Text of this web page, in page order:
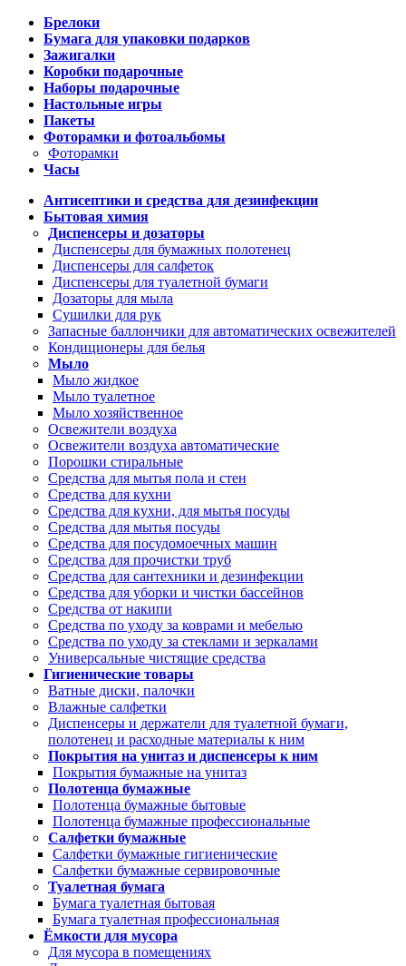
Брелоки
Бумага для упаковки подарков
Зажигалки
Коробки подарочные
Наборы подарочные
Настольные игры
Пакеты
Фоторамки и фотоальбомы
Фоторамки
Часы
Антисептики и средства для дезинфекции
Бытовая химия
Диспенсеры и дозаторы
Диспенсеры для бумажных полотенец
Диспенсеры для салфеток
Диспенсеры для туалетной бумаги
Дозаторы для мыла
Сушилки для рук
Запасные баллончики для автоматических освежителей
Кондиционеры для белья
Мыло
Мыло жидкое
Мыло туалетное
Мыло хозяйственное
Освежители воздуха
Освежители воздуха автоматические
Порошки стиральные
Средства для мытья пола и стен
Средства для кухни
Средства для кухни, для мытья посуды
Средства для мытья посуды
Средства для посудомоечных машин
Средства для прочистки труб
Средства для сантехники и дезинфекции
Средства для уборки и чистки бассейнов
Средства от накипи
Средства по уходу за коврами и мебелью
Средства по уходу за стеклами и зеркалами
Универсальные чистящие средства
Гигиенические товары
Ватные диски, палочки
Влажные салфетки
Диспенсеры и держатели для туалетной бумаги,
полотенец и расходные материалы к ним
Покрытия на унитаз и диспенсеры к ним
Покрытия бумажные на унитаз
Полотенца бумажные
Полотенца бумажные бытовые
Полотенца бумажные профессиональные
Салфетки бумажные
Салфетки бумажные гигиенические
Салфетки бумажные сервировочные
Туалетная бумага
Бумага туалетная бытовая
Бумага туалетная профессиональная
Ёмкости для мусора
Для мусора в помещениях